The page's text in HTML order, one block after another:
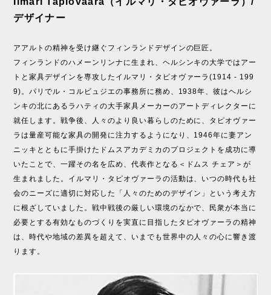
デザイナー
アアルトの精神を受け継ぐフィンランドデザインの巨匠。
フィンランドのハメーンリンナに生まれ、ヘルシンキの大学ではアー
トと家具デザインを専攻したイルマリ・タピオヴァーラ(1914 - 199
9)。パリでル・コルビュジエの事務所に務め、1938年、彼はヘルシ
ンキの北にあるラハティの大手家具メーカーのアートディレクターに
就任します。戦争後、人々のより良い暮らしのために、タピオヴァー
ラは量産可能な家具の開発に注力するようになり、1946年に妻アン
ニッキとともに手掛けたドムスアカデミカのプロジェクトを成功に導
いたことで、一躍その名を広め、代表作となる＜ドムス チェア＞が
生まれました。イルマリ・タピオヴァーラの活動は、いつの時代も社
会のニーズに適切に対応した「人々のためのデザイン」という考え方
に根ざしていました。戦中戦後の厳しい環境のなかで、民衆が本当に
必要とする有効なものづくりを実直に目指したタピオヴァーラの精神
は、時代や地域の差異を超えて、いまでも世界中の人々の心に響き渡
ります。